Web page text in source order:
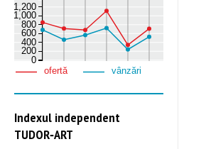
0
200
400
600
800
1,000
1,200
ofertă vânzări
Indexul independent
TUDOR‑ART